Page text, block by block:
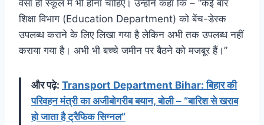
वैसा ही स्कूल में भी होना चाहिए। उन्होंने कहा कि – “कई बार
शिक्षा विभाग (Education Department) को बेंच-डेस्क
उपलब्ध कराने के लिए लिखा गया है लेकिन अभी तक उपलब्ध नहीं
कराया गया है। अभी भी बच्चे जमीन पर बैठने को मजबूर हैं।”
और पढ़े: Transport Department Bihar: बिहार की
परिवहन मंत्री का अजीबोगरीब बयान, बोली – “बारिश से खराब
हो जाता है ट्रैफिक सिग्नल”